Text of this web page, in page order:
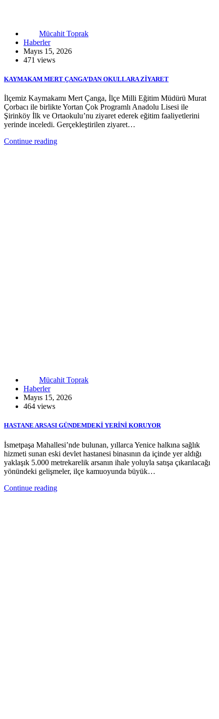
Mücahit Toprak
Haberler
Mayıs 15, 2026
471 views
KAYMAKAM MERT ÇANGA’DAN OKULLARA ZİYARET
İlçemiz Kaymakamı Mert Çanga, İlçe Milli Eğitim Müdürü Murat
Çorbacı ile birlikte Yortan Çok Programlı Anadolu Lisesi ile
Şirinköy İlk ve Ortaokulu’nu ziyaret ederek eğitim faaliyetlerini
yerinde inceledi. Gerçekleştirilen ziyaret…
Continue reading
Mücahit Toprak
Haberler
Mayıs 15, 2026
464 views
HASTANE ARSASI GÜNDEMDEKİ YERİNİ KORUYOR
İsmetpaşa Mahallesi’nde bulunan, yıllarca Yenice halkına sağlık
hizmeti sunan eski devlet hastanesi binasının da içinde yer aldığı
yaklaşık 5.000 metrekarelik arsanın ihale yoluyla satışa çıkarılacağı
yönündeki gelişmeler, ilçe kamuoyunda büyük…
Continue reading